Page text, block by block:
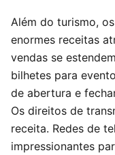
Além do turismo,
enormes receitas
vendas se
bilhetes para
de abertura e
Os direitos de
receita. Redes de
impressionantes